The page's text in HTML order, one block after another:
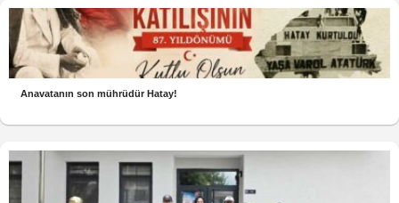
Anavatanın son mührüdür Hatay!